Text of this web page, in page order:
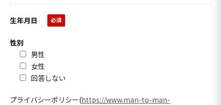
生年月日
性別
男性
女性
回答しない
プライバシーポリシー(https://www.man-to-man-